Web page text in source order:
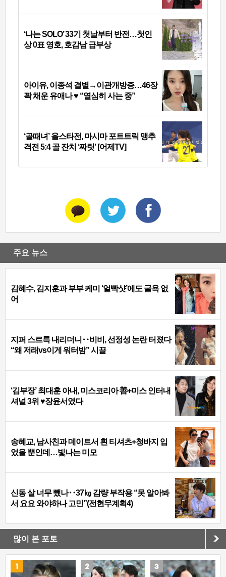
‘나는 SOLO’ 33기 첫날부터 반전…첫인
상 0표 영호, 호감남 급부상
아이유, 이종석 결별→이관개방증…46장
꽉 채운 유애나 ♥ “열심히 사는 중”
‘골때녀’ 올스타전, 마시마 포트트릭 맹추
격전 5:4 골 잔치 ‘짜릿’ [어제TV]
주요 뉴스
김혜수, 김지훈과 부부 케미 ‘얼빡샷’에도 굴욕 없
어
지퍼 스르륵 내리더니‥비비, 선정성 논란 터졌다
“왜 저래vs이게 워터밤” 시끌
‘김부장’ 최대훈 아내, 미스코리아 善+미스 인터내
셔널 3위 ♥장윤서였다
송혜교, 남사친과 데이트서 흰 티셔츠+청바지 입
었을 뿐인데…빛나는 미모
신동 살 너무 뺐나‥37㎏ 감량 부작용 “못 알아봐
서 요요 와야하나 고민”(전현무계획4)
많이 본 포토